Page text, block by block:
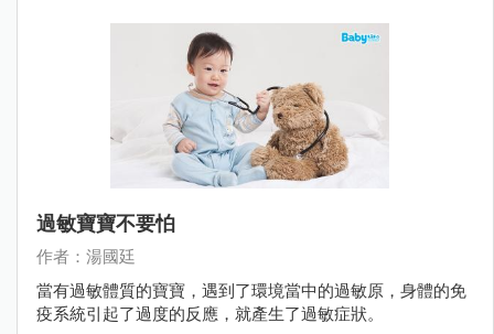
過敏寶寶不要怕
作者：湯國廷
當有過敏體質的寶寶，遇到了環境當中的過敏原，身體的免
疫系統引起了過度的反應，就產生了過敏症狀。